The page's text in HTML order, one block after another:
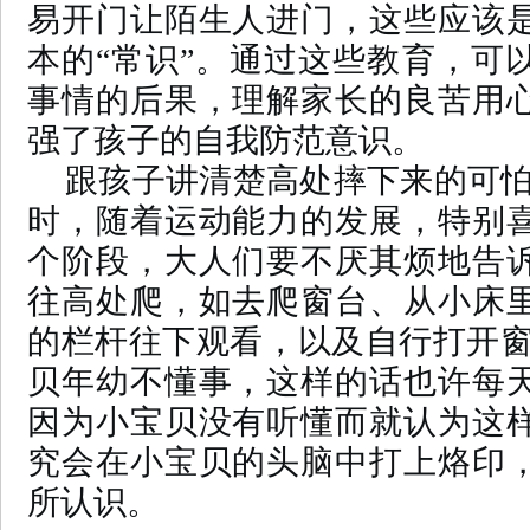
易开门让陌生人进门，这些应该
本的“常识”。通过这些教育，可
事情的后果，理解家长的良苦用
强了孩子的自我防范意识。
跟孩子讲清楚高处摔下来的可
时，随着运动能力的发展，特别
个阶段，大人们要不厌其烦地告
往高处爬，如去爬窗台、从小床
的栏杆往下观看，以及自行打开
贝年幼不懂事，这样的话也许每
因为小宝贝没有听懂而就认为这
究会在小宝贝的头脑中打上烙印
所认识。